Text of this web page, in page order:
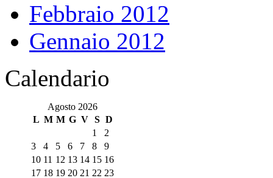
Febbraio 2012
Gennaio 2012
Calendario
Agosto 2026
L M M G V S D
1
2
3
4 5 6 7 8
9
10 11 12 13 14 15 16
17 18 19 20 21 22 23